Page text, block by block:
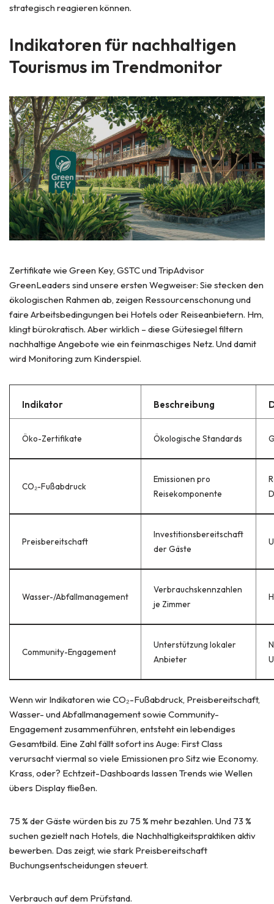
strategisch reagieren können.
Indikatoren für nachhaltigen
Tourismus im Trendmonitor
Zertifikate wie Green Key, GSTC und TripAdvisor
GreenLeaders sind unsere ersten Wegweiser: Sie stecken den
ökologischen Rahmen ab, zeigen Ressourcenschonung und
faire Arbeitsbedingungen bei Hotels oder Reiseanbietern. Hm,
klingt bürokratisch. Aber wirklich – diese Gütesiegel filtern
nachhaltige Angebote wie ein feinmaschiges Netz. Und damit
wird Monitoring zum Kinderspiel.
Indikator Beschreibung
Öko-Zertifikate Ökologische Standards
CO₂-Fußabdruck
Emissionen pro
Reisekomponente
Preisbereitschaft
Investitionsbereitschaft
der Gäste
Wasser-/Abfallmanagement
Verbrauchskennzahlen
je Zimmer
Community-Engagement
Unterstützung lokaler
Anbieter
Wenn wir Indikatoren wie CO₂-Fußabdruck, Preisbereitschaft,
Wasser- und Abfallmanagement sowie Community-
Engagement zusammenführen, entsteht ein lebendiges
Gesamtbild. Eine Zahl fällt sofort ins Auge: First Class
verursacht viermal so viele Emissionen pro Sitz wie Economy.
Krass, oder? Echtzeit-Dashboards lassen Trends wie Wellen
übers Display fließen.
75 % der Gäste würden bis zu 75 % mehr bezahlen. Und 73 %
suchen gezielt nach Hotels, die Nachhaltigkeitspraktiken aktiv
bewerben. Das zeigt, wie stark Preisbereitschaft
Buchungsentscheidungen steuert.
Verbrauch auf dem Prüfstand.